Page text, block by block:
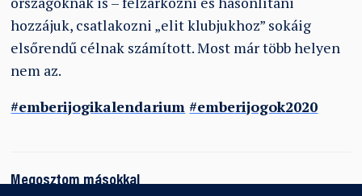
hozzájuk, csatlakozni „elit klubjukhoz” sokáig
elsőrendű célnak számított. Most már több helyen
nem az.
#emberijogikalendarium #emberijogok2020
Megosztom másokkal